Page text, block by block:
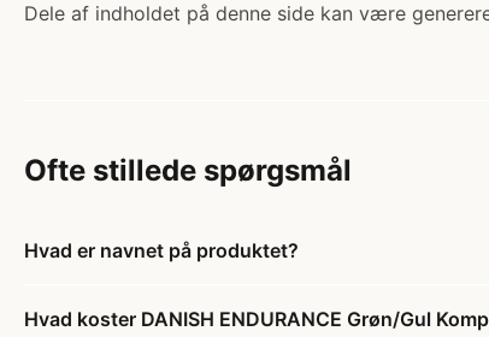
Dele af indholdet på denne side kan være
Ofte stillede spørgsmål
Hvad er navnet på produktet?
Hvad koster DANISH ENDURANCE Grøn/Gul